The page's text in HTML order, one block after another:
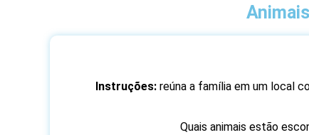
Instruções: reúna a família em um local
Quais animais estão